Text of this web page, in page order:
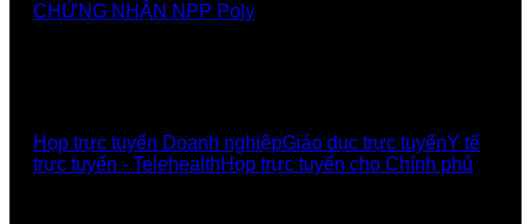
CHỨNG NHẬN NPP Poly
Họp trực tuyến Doanh nghiệpGiáo dục trực tuyếnY tế
trực tuyến - TelehealthHọp trực tuyến cho Chính phủ